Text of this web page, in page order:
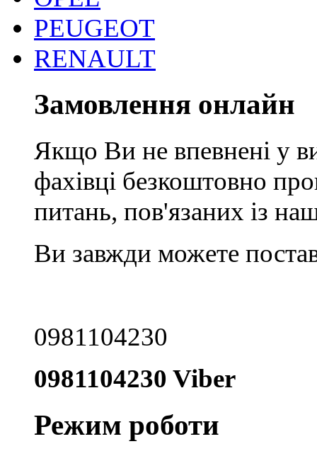
PEUGEOT
RENAULT
Замовлення онлайн
Якщо Ви не впевнені у
фахівці безкоштовно
питань, пов'язаних із
Ви завжди можете
0981104230
0981104230 Viber
Режим роботи